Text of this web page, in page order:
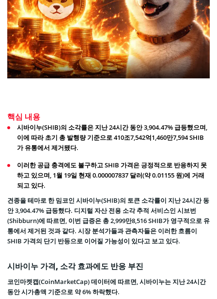
핵심 내용
시바이누(SHIB)의 소각률은 지난 24시간 동안 3,904.47% 급등했으며,
이에 따라 초기 총 발행량 기준으로 410조7,542억1,460만7,594 SHIB
가 유통에서 제거됐다.
이러한 공급 충격에도 불구하고 SHIB 가격은 긍정적으로 반응하지 못
하고 있으며, 1월 19일 현재 0.000007837 달러(약 0.01155 원)에 거래
되고 있다.
견종을 테마로 한 밈코인 시바이누(SHIB)의 토큰 소각률이 지난 24시간 동
안 3,904.47% 급등했다. 디지털 자산 전용 소각 추적 서비스인 시브번
(Shibburn)에 따르면, 이번 급증은 총 2,999만8,516 SHIB가 영구적으로 유
통에서 제거된 것과 같다. 시장 분석가들과 관측자들은 이러한 흐름이
SHIB 가격의 단기 반등으로 이어질 가능성이 있다고 보고 있다.
시바이누 가격, 소각 효과에도 반응 부진
코인마켓캡(CoinMarketCap) 데이터에 따르면, 시바이누는 지난 24시간
동안 시가총액 기준으로 약 6% 하락했다.